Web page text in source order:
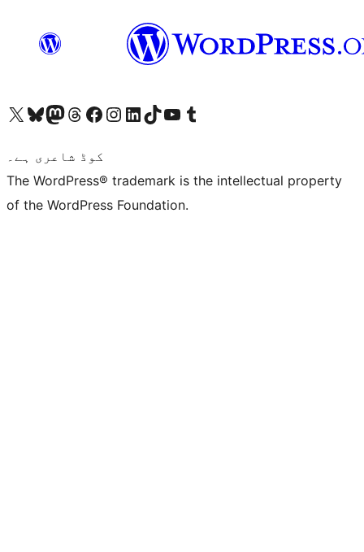
Visit our X (formerly Twitter) account
ہمارے بلیواسکائی اکاؤنٹ پر جائیں
Visit our Mastodon account
ہمارے ٹھریڈز اکاؤنٹ پر جائیں
Visit our Facebook page
Visit our Instagram account
Visit our LinkedIn account
ہمارے ٹک ٹاک اکاؤنٹ پر جائیں
Visit our YouTube channel
ہمارے ٹمبلر اکاؤنٹ پر جائیں
کوڈ شاعری ہے۔
The WordPress® trademark is the intellectual property
of the WordPress Foundation.